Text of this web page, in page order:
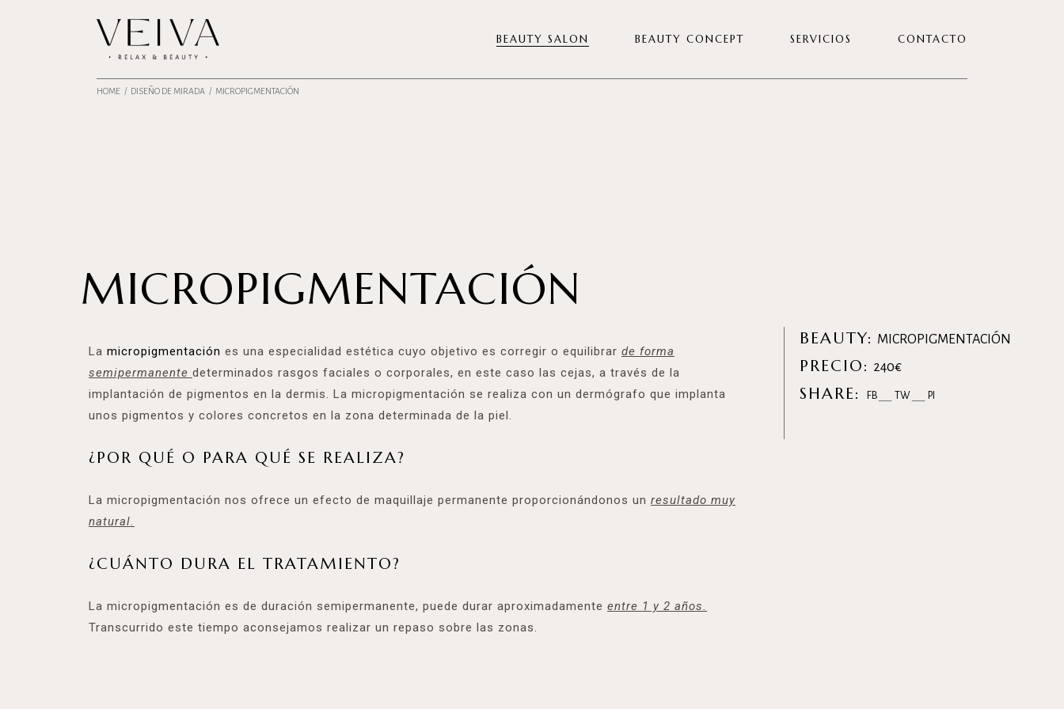
BEAUTY SALON
Nutricosmética
BEAUTY CONCEPT SERVICIOS CONTACTO
HOME DISEÑO DE MIRADA MICROPIGMENTACIÓN
MICROPIGMENTACIÓN
La micropigmentación es una especialidad estética cuyo objetivo es corregir o equilibrar de forma
semipermanente determinados rasgos faciales o corporales, en este caso las cejas, a través de la
implantación de pigmentos en la dermis. La micropigmentación se realiza con un dermógrafo que implanta
unos pigmentos y colores concretos en la zona determinada de la piel.
¿POR QUÉ O PARA QUÉ SE REALIZA?
La micropigmentación nos ofrece un efecto de maquillaje permanente proporcionándonos un resultado muy
natural.
¿CUÁNTO DURA EL TRATAMIENTO?
La micropigmentación es de duración semipermanente, puede durar aproximadamente entre 1 y 2 años.
Transcurrido este tiempo aconsejamos realizar un repaso sobre las zonas.
BEAUTY: MICROPIGMENTACIÓN
PRECIO: 240€
SHARE: FB TW PI